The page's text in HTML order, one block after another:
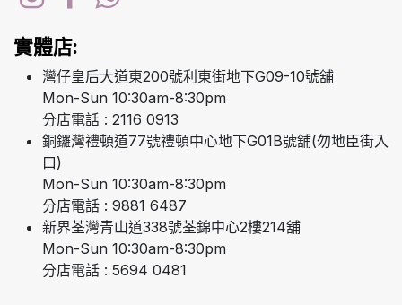
實體店:
灣仔皇后大道東200號利東街地下G09-10號舖
Mon-Sun 10:30am-8:30pm
分店電話 : 2116 0913
銅鑼灣禮頓道77號禮頓中心地下G01B號舖(勿地臣街入
口)
Mon-Sun 10:30am-8:30pm
分店電話 : 9881 6487
新界荃灣青山道338號荃錦中心2樓214舖
Mon-Sun 10:30am-8:30pm
分店電話 : 5694 0481